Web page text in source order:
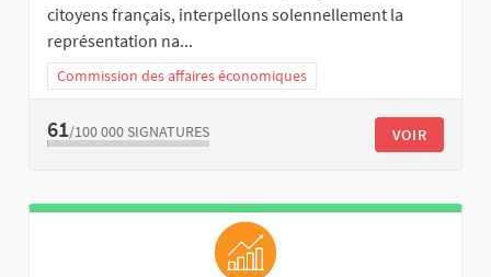
citoyens français, interpellons solennellement la
représentation na...
Commission des affaires économiques
61/100 000 SIGNATURES VOIR